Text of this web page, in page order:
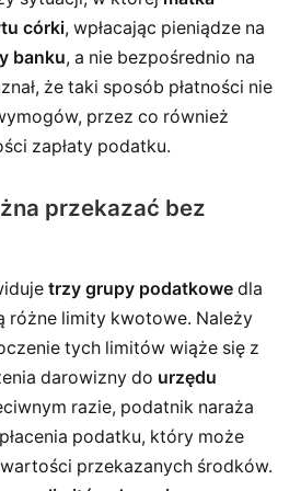
córki, wpłacając pieniądze na
banku, a nie bezpośrednio na
że taki sposób płatności nie
przez co również
zapłaty podatku.
przekazać bez
trzy grupy podatkowe dla
różne limity kwotowe. Należy
tych limitów wiąże się z
darowizny do urzędu
razie, podatnik naraża
podatku, który może
wartości przekazanych środków.